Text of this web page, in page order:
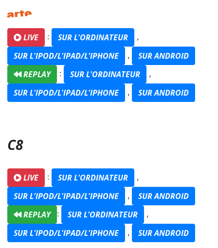
LIVE : SUR L'ORDINATEUR ,
SUR L'IPOD/L'IPAD/L'IPHONE ,
SUR ANDROID
REPLAY
: SUR L'ORDINATEUR ,
SUR L'IPOD/L'IPAD/L'IPHONE , SUR ANDROID
C8
LIVE : SUR L'ORDINATEUR ,
SUR L'IPOD/L'IPAD/L'IPHONE ,
SUR ANDROID
REPLAY
: SUR L'ORDINATEUR ,
SUR L'IPOD/L'IPAD/L'IPHONE , SUR ANDROID